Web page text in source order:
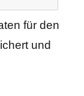
für den
und